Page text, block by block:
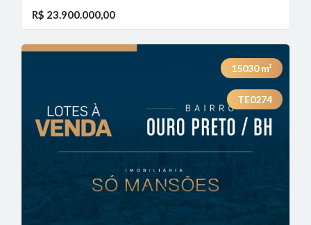
R$ 23.900.000,00
15030m²
TE0274